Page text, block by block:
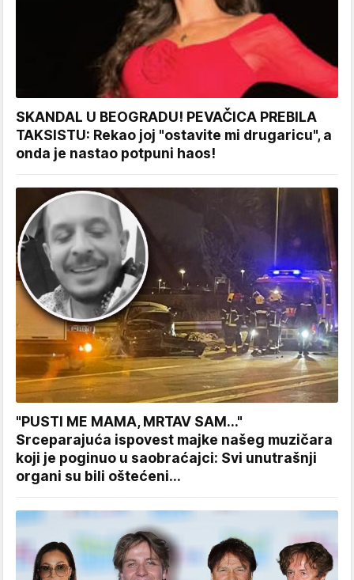
SKANDAL U BEOGRADU! PEVAČICA PREBILA
TAKSISTU: Rekao joj "ostavite mi drugaricu", a
onda je nastao potpuni haos!
"PUSTI ME MAMA, MRTAV SAM..."
Srceparajuća ispovest majke našeg muzičara
koji je poginuo u saobraćajci: Svi unutrašnji
organi su bili oštećeni...